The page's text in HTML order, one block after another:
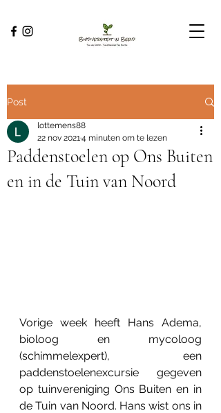
Post
Paddenstoelen op Ons Buiten
en in de Tuin van Noord
lottemens88
22 nov 20214 minuten om te lezen
Vorige week heeft Hans Adema,
bioloog en mycoloog
(schimmelexpert), een
paddenstoelenexcursie gegeven
op tuinvereniging Ons Buiten en in
de Tuin van Noord. Hans wist ons in